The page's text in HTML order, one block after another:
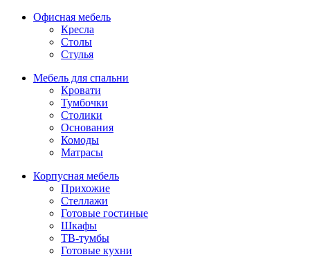
Офисная мебель
Кресла
Столы
Стулья
Мебель для спальни
Кровати
Тумбочки
Столики
Основания
Комоды
Матрасы
Корпусная мебель
Прихожие
Стеллажи
Готовые гостиные
Шкафы
ТВ-тумбы
Готовые кухни